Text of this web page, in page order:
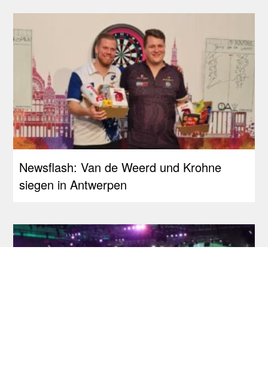
Newsflash: Van de Weerd und Krohne
siegen in Antwerpen